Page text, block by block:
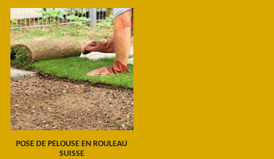
POSE DE PELOUSE EN ROULEAU
SUISSE